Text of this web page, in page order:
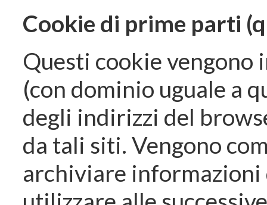
Cookie di prime parti
Questi cookie vengono
(con dominio uguale a
degli indirizzi del
da tali siti. Vengono
archiviare informazioni